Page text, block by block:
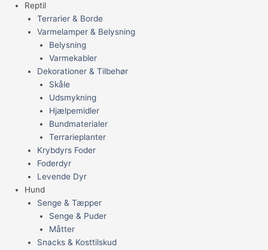
Reptil
Terrarier & Borde
Varmelamper & Belysning
Belysning
Varmekabler
Dekorationer & Tilbehør
Skåle
Udsmykning
Hjælpemidler
Bundmaterialer
Terrarieplanter
Krybdyrs Foder
Foderdyr
Levende Dyr
Hund
Senge & Tæpper
Senge & Puder
Måtter
Snacks & Kosttilskud